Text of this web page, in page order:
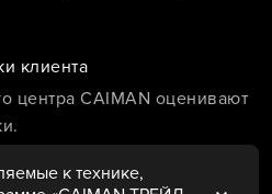
клиента
центра CAIMAN оценивают
к технике,